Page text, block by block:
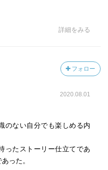
、画家・風間利之が刺殺さ
エ団の舞台美術を担当して
」と主張する。だが、事務
かな矛盾があり、捜査は難
刑事だった頃の加賀恭一
く、団員たちの複雑な人間
がらも、丁寧に聞き込みを
規模な公演を控えており、
詳細をみる
フォロー
2020.08.01
のない自分でも楽しめる内
ったストーリー仕立てであ
った。